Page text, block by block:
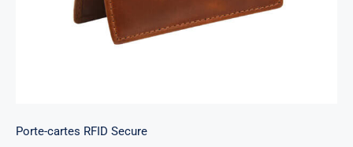
Porte-cartes RFID Secure